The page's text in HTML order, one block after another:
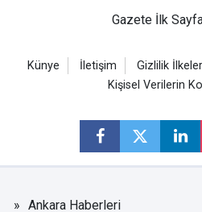
Gazete İlk
Künye İletişim Gizlilik
Kişisel Verilerin
Ankara Haberleri